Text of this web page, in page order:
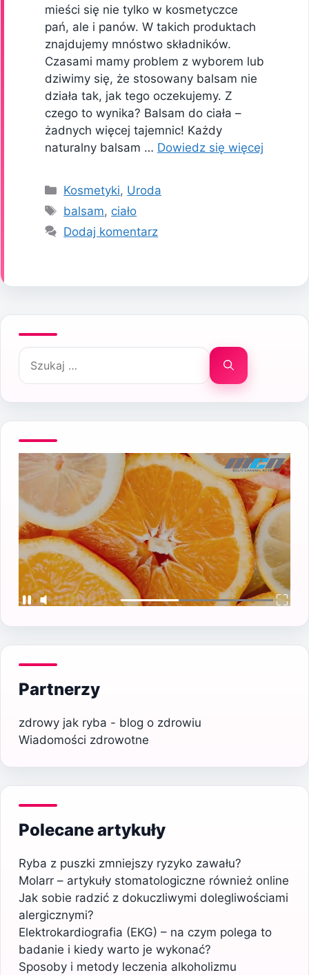
mieści się nie tylko w kosmetyczce
pań, ale i panów. W takich produktach
znajdujemy mnóstwo składników.
Czasami mamy problem z wyborem lub
dziwimy się, że stosowany balsam nie
działa tak, jak tego oczekujemy. Z
czego to wynika? Balsam do ciała –
żadnych więcej tajemnic! Każdy
naturalny balsam … Dowiedz się więcej
Kategorie
Kosmetyki, Uroda
Tagi
balsam, ciało
Dodaj komentarz
Szukaj:
Partnerzy
zdrowy jak ryba - blog o zdrowiu
Wiadomości zdrowotne
Polecane artykuły
Ryba z puszki zmniejszy ryzyko zawału?
Molarr – artykuły stomatologiczne również online
Jak sobie radzić z dokuczliwymi dolegliwościami
alergicznymi?
Elektrokardiografia (EKG) – na czym polega to
badanie i kiedy warto je wykonać?
Sposoby i metody leczenia alkoholizmu